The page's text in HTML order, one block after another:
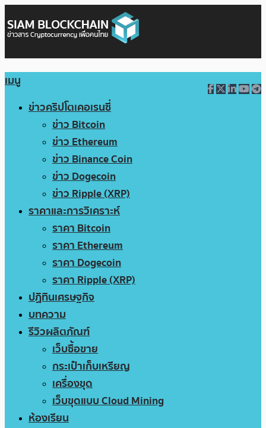
เมนู
ข่าวคริปโตเคอเรนซี่
ข่าว Bitcoin
ข่าว Ethereum
ข่าว Binance Coin
ข่าว Dogecoin
ข่าว Ripple (XRP)
ราคาและการวิเคราะห์
ราคา Bitcoin
ราคา Ethereum
ราคา Dogecoin
ราคา Ripple (XRP)
ปฏิทินเศรษฐกิจ
บทความ
รีวิวผลิตภัณฑ์
เว็บซื้อขาย
กระเป๋าเก็บเหรียญ
เครื่องขุด
เว็บขุดแบบ Cloud Mining
ห้องเรียน